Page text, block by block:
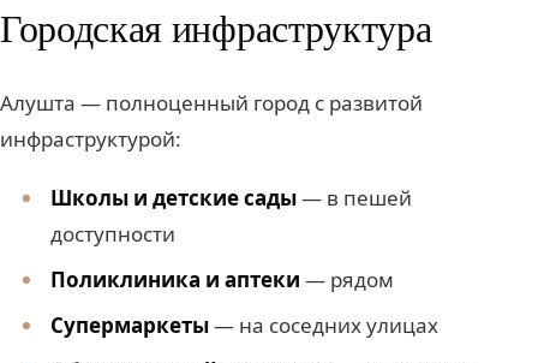
Городская инфраструктура
Алушта — полноценный город с развитой
инфраструктурой:
Школы и детские сады— в пешей
доступности
Поликлиника и аптеки — рядом
Супермаркеты— на соседних улицах